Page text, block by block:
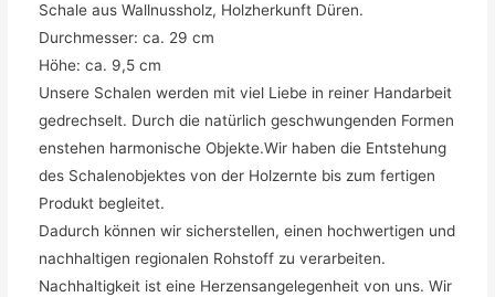
Schale aus Wallnussholz, Holzherkunft Düren.
Durchmesser: ca. 29 cm
Höhe: ca. 9,5 cm
Unsere Schalen werden mit viel Liebe in reiner Handarbeit
gedrechselt. Durch die natürlich geschwungenden Formen
enstehen harmonische Objekte.Wir haben die Entstehung
des Schalenobjektes von der Holzernte bis zum fertigen
Produkt begleitet.
Dadurch können wir sicherstellen, einen hochwertigen und
nachhaltigen regionalen Rohstoff zu verarbeiten.
Nachhaltigkeit ist eine Herzensangelegenheit von uns. Wir